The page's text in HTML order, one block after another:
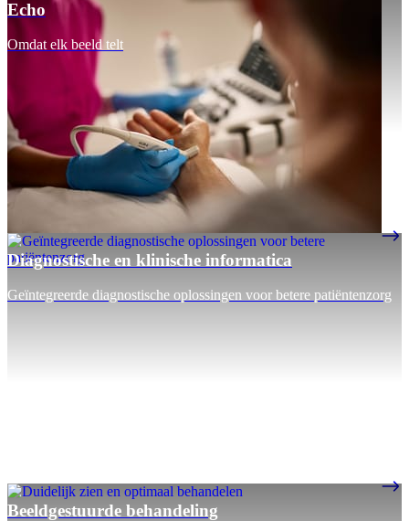
Echo
Omdat elk beeld telt
Diagnostische en klinische informatica
Geïntegreerde diagnostische oplossingen voor betere patiëntenzorg
Beeldgestuurde behandeling